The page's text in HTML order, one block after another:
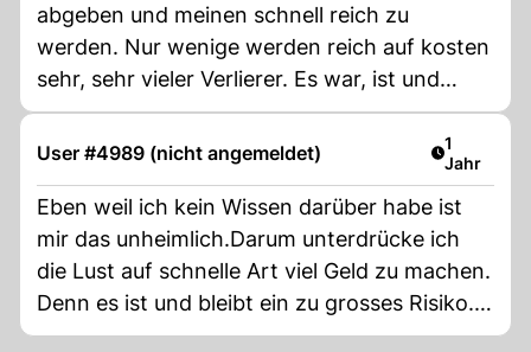
abgeben und meinen schnell reich zu
werden. Nur wenige werden reich auf kosten
sehr, sehr vieler Verlierer. Es war, ist und
beliebt ein Schneeballsystem. Finger weg.
User #4989 (nicht angemeldet) Artikel
1
Jahr
Eben weil ich kein Wissen darüber habe ist
mir das unheimlich.Darum unterdrücke ich
die Lust auf schnelle Art viel Geld zu machen.
Denn es ist und bleibt ein zu grosses Risiko.
Das ist nur etwas für Leute , die soviel Geld